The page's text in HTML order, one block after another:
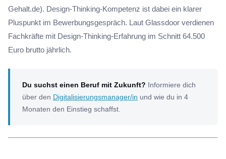
Gehalt.de). Design-Thinking-Kompetenz ist dabei ein klarer
Pluspunkt im Bewerbungsgespräch. Laut Glassdoor verdienen
Fachkräfte mit Design-Thinking-Erfahrung im Schnitt 64.500
Euro brutto jährlich.
Du suchst einen Beruf mit Zukunft? Informiere dich
über den Digitalisierungsmanager/in und wie du in 4
Monaten den Einstieg schaffst.